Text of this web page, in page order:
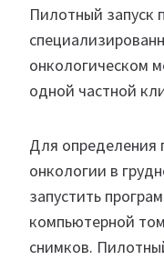
Пилотный запуск
онкологическом
одной частной
Для определения
онкологии в
запустить
компьютерной
снимков.